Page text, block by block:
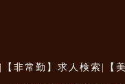
【非常勤】求人検索 【